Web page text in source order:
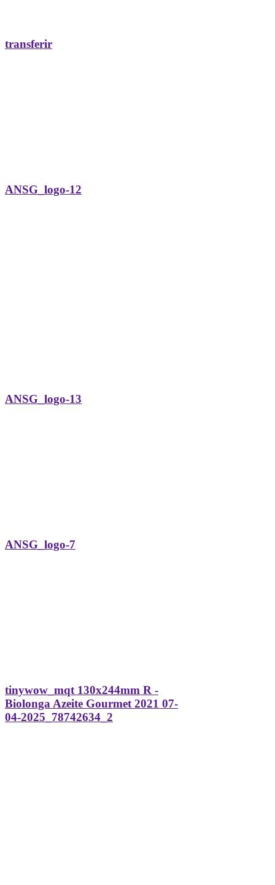
transferir
ANSG_logo-12
ANSG_logo-13
ANSG_logo-7
tinywow_mqt 130x244mm R -
Biolonga Azeite Gourmet 2021 07-
04-2025_78742634_2